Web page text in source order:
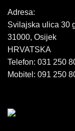
Adresa:
Svilajska ulica 30
31000, Osijek
HRVATSKA
Telefon: 031 250
Mobitel: 091 250